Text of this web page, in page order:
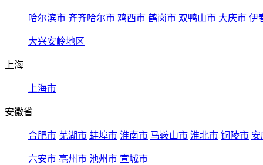
哈尔滨市 齐齐哈尔市 鸡西市 鹤岗市 双鸭山市 大庆市 伊
大兴安岭地区
上海
上海市
安徽省
合肥市 芜湖市 蚌埠市 淮南市 马鞍山市 淮北市 铜陵市 安
六安市 亳州市 池州市 宣城市